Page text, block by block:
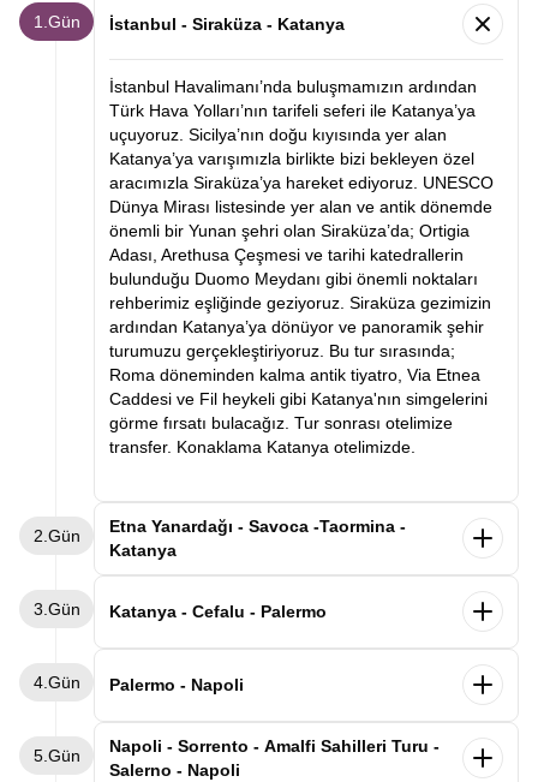
1.Gün İstanbul - Siraküza - Katanya
İstanbul Havalimanı’nda buluşmamızın ardından
Türk Hava Yolları’nın tarifeli seferi ile Katanya’ya
uçuyoruz. Sicilya’nın doğu kıyısında yer alan
Katanya’ya varışımızla birlikte bizi bekleyen özel
aracımızla Siraküza’ya hareket ediyoruz. UNESCO
Dünya Mirası listesinde yer alan ve antik dönemde
önemli bir Yunan şehri olan Siraküza’da; Ortigia
Adası, Arethusa Çeşmesi ve tarihi katedrallerin
bulunduğu Duomo Meydanı gibi önemli noktaları
rehberimiz eşliğinde geziyoruz. Siraküza gezimizin
ardından Katanya’ya dönüyor ve panoramik şehir
turumuzu gerçekleştiriyoruz. Bu tur sırasında;
Roma döneminden kalma antik tiyatro, Via Etnea
Caddesi ve Fil heykeli gibi Katanya'nın simgelerini
görme fırsatı bulacağız. Tur sonrası otelimize
transfer. Konaklama Katanya otelimizde.
2.Gün
Etna Yanardağı - Savoca -Taormina -
Katanya
unutulmaz bir gün için hareket ediyoruz. İlk
gözlemleyebileceğimiz bir gezinti ve fotoğraf molası
veriyoruz. Ardından Godfather (Baba) filminin ikonik
Burada Bar Vitelli ve Santa Lucia Kilisesi’ni ziyaret
3.Gün Katanya - Cefalu - Palermo
valizlerimizle birlikte Palermo’ya doğru yola
Tarihi sokakları, deniz kenarındaki manzarası ve
4.Gün Palermo - Napoli
havalimanına transfer oluyoruz. Volotea Hava
5.Gün
Napoli - Sorrento - Amalfi Sahilleri Turu -
Salerno - Napoli